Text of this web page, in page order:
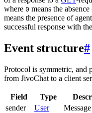
where 0 means the
means the presence of
successful response with
Event structure#
Protocol is symmetric, and
from JivoChat to a client
Field Type
sender
User